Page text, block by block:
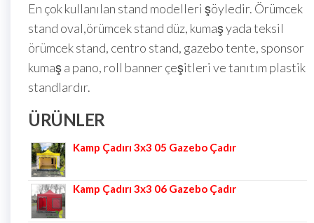
En çok kullanılan stand modelleri şöyledir. Örümcek
stand oval,örümcek stand düz, kumaş yada teksil
örümcek stand, centro stand, gazebo tente, sponsor
kumaş a pano, roll banner çeşitleri ve tanıtım plastik
standlardır.
ÜRÜNLER
Kamp Çadırı 3x3 05 Gazebo Çadır
Kamp Çadırı 3x3 06 Gazebo Çadır